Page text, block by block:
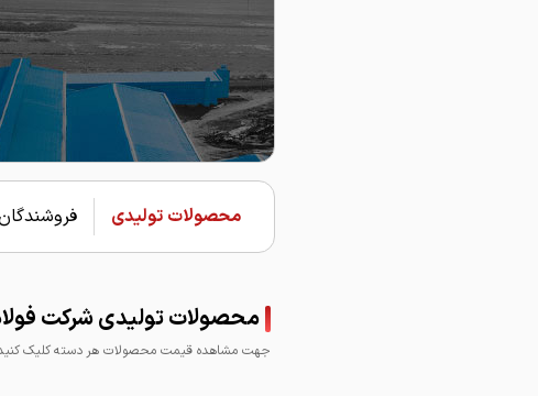
محصولات تولیدی
محصولات تولیدی شرکت
جهت مشاهده قیمت محصولات هر دسته کلیک